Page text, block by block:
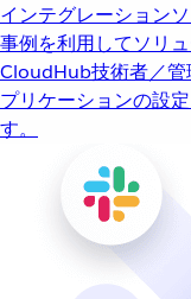
インテグレーション
事例を利用してソリ
CloudHub技術者／
プリケーションの設
す。